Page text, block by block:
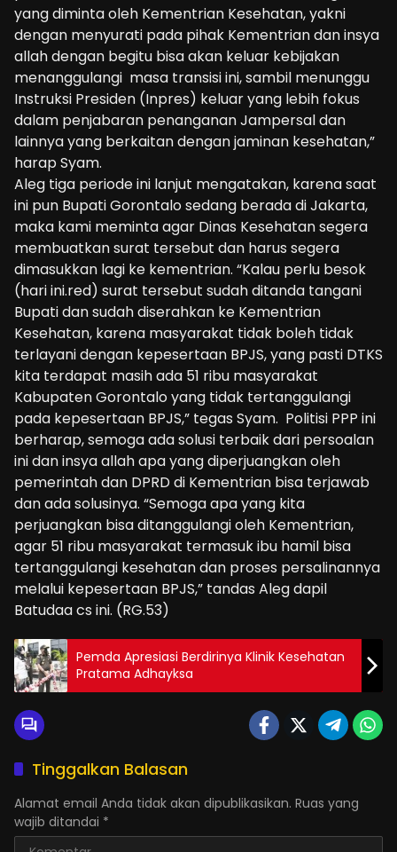
yang diminta oleh Kementrian Kesehatan, yakni
dengan menyurati pada pihak Kementrian dan insya
allah dengan begitu bisa akan keluar kebijakan
menanggulangi masa transisi ini, sambil menunggu
Instruksi Presiden (Inpres) keluar yang lebih fokus
dalam penjabaran penanganan Jampersal dan
lainnya yang berkaitan dengan jaminan kesehatan,”
harap Syam.
Aleg tiga periode ini lanjut mengatakan, karena saat
ini pun Bupati Gorontalo sedang berada di Jakarta,
maka kami meminta agar Dinas Kesehatan segera
membuatkan surat tersebut dan harus segera
dimasukkan lagi ke kementrian. “Kalau perlu besok
(hari ini.red) surat tersebut sudah ditanda tangani
Bupati dan sudah diserahkan ke Kementrian
Kesehatan, karena masyarakat tidak boleh tidak
terlayani dengan kepesertaan BPJS, yang pasti DTKS
kita terdapat masih ada 51 ribu masyarakat
Kabupaten Gorontalo yang tidak tertanggulangi
pada kepesertaan BPJS,” tegas Syam. Politisi PPP ini
berharap, semoga ada solusi terbaik dari persoalan
ini dan insya allah apa yang diperjuangkan oleh
pemerintah dan DPRD di Kementrian bisa terjawab
dan ada solusinya. “Semoga apa yang kita
perjuangkan bisa ditanggulangi oleh Kementrian,
agar 51 ribu masyarakat termasuk ibu hamil bisa
tertanggulangi kesehatan dan proses persalinannya
melalui kepesertaan BPJS,” tandas Aleg dapil
Batudaa cs ini. (RG.53)
Pemda Apresiasi Berdirinya Klinik Kesehatan
Pratama Adhayksa
Tinggalkan Balasan
Alamat email Anda tidak akan dipublikasikan. Ruas yang
wajib ditandai *